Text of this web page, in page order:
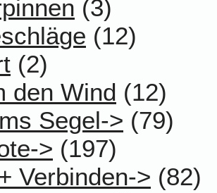
(3)
(12)
(2)
den Wind (12)
Segel-> (79)
> (197)
Verbinden-> (82)